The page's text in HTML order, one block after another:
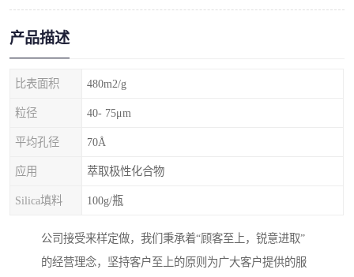
产品描述
比表面积 480m2/g
粒径 40- 75μm
平均孔径 70Å
应用 萃取极性化合物
Silica填料 100g/瓶
公司接受来样定做，我们秉承着“顾客至上，锐意进取”
的经营理念，坚持客户至上的原则为广大客户提供的服